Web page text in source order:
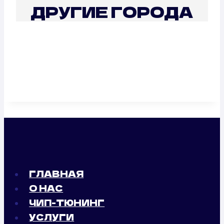
ДРУГИЕ ГОРОДА
ГЛАВНАЯ
О НАС
ЧИП-ТЮНИНГ
УСЛУГИ